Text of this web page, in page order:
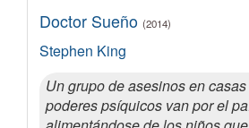
Doctor Sueño (2014)
Stephen King
Un grupo de asesinos en
poderes psíquicos van por el